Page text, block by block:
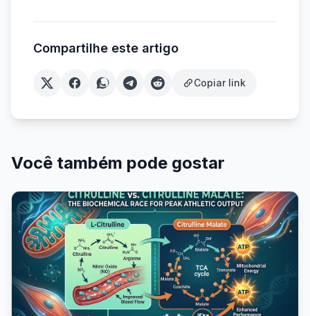
Compartilhe este artigo
Copiar link
Você também pode gostar